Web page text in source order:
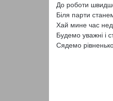
До роботи
Біля парти
Хай мине час
Будемо уважні і
Сядемо